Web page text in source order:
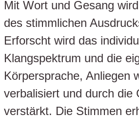
Mit Wort und Gesang
des stimmlichen
Erforscht wird das
Klangspektrum und die
Körpersprache, Anliegen
verbalisiert und durch die
verstärkt. Die Stimmen